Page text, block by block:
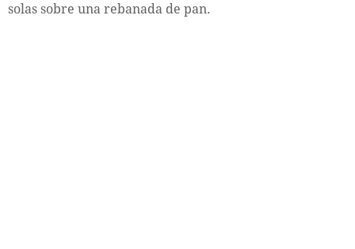
solas sobre una rebanada de pan.